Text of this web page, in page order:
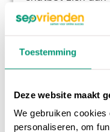
Toestemming
Deze website maakt
We gebruiken
personaliseren, om
doel van deze
Hybride model
chatbot
based chatbot.